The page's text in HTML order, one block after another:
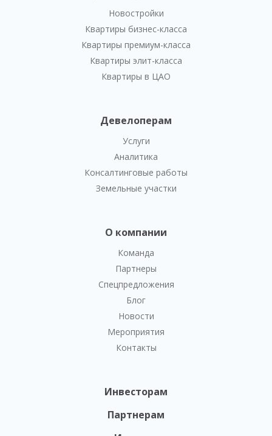
Новостройки
Квартиры бизнес-класса
Квартиры премиум-класса
Квартиры элит-класса
Квартиры в ЦАО
Девелоперам
Услуги
Аналитика
Консалтинговые работы
Земельные участки
О компании
Команда
Партнеры
Спецпредложения
Блог
Новости
Мероприятия
Контакты
Инвесторам
Партнерам